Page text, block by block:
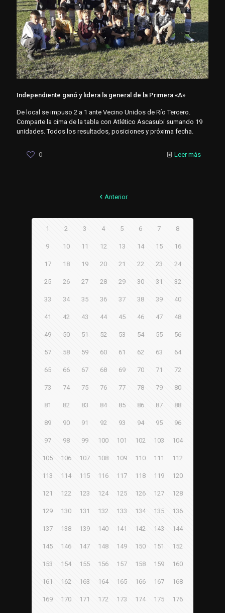
Independiente ganó y lidera la general de la Primera «A»
De local se impuso 2 a 1 ante Vecino Unidos de Río Tercero.
Comparte la cima de la tabla con Atlético Ascasubi sumando 19
unidades. Todos los resultados, posiciones y próxima fecha.
0 Leer más
Anterior
1 2 3 4 5 6 7 8
9 10 11 12 13 14 15 16
17 18 19 20 21 22 23 24
25 26 27 28 29 30 31 32
33 34 35 36 37 38 39 40
41 42 43 44 45 46 47 48
49 50 51 52 53 54 55 56
57 58 59 60 61 62 63 64
65 66 67 68 69 70 71 72
73 74 75 76 77 78 79 80
81 82 83 84 85 86 87 88
89 90 91 92 93 94 95 96
97 98 99 100 101 102 103 104
105 106 107 108 109 110 111 112
113 114 115 116 117 118 119 120
121 122 123 124 125 126 127 128
129 130 131 132 133 134 135 136
137 138 139 140 141 142 143 144
145 146 147 148 149 150 151 152
153 154 155 156 157 158 159 160
161 162 163 164 165 166 167 168
169 170 171 172 173 174 175 176